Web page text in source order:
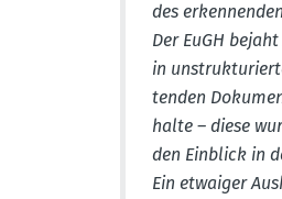
des
Der EuGH
in
tenden
halte – diese
den Einblick in
Ein etwaiger